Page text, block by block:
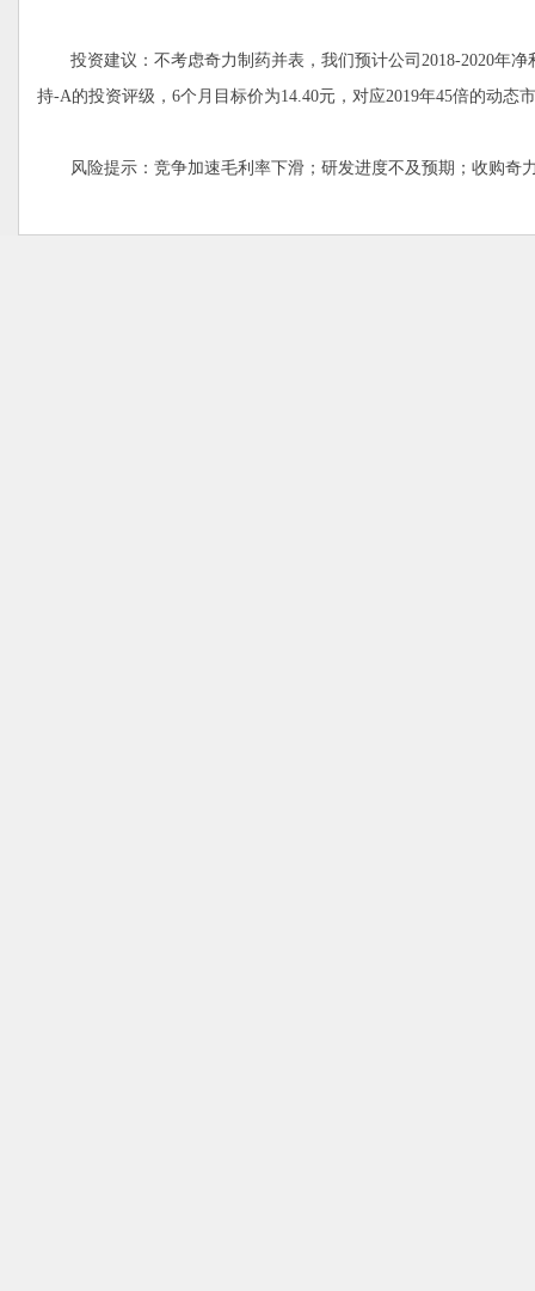
投资建议：不考虑奇力制药并表，我们预计公司2018-2020年净
持-A的投资评级，6个月目标价为14.40元，对应2019年45倍的动态
风险提示：竞争加速毛利率下滑；研发进度不及预期；收购奇